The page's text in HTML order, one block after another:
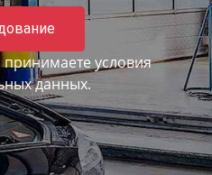
принимаете условия
данных.